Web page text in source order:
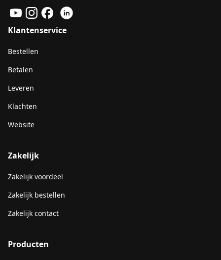
Klantenservice
Bestellen
Betalen
Leveren
Klachten
Website
Zakelijk
Zakelijk voordeel
Zakelijk bestellen
Zakelijk contact
Producten